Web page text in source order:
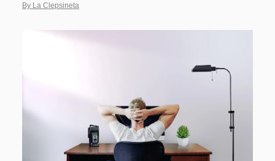
By La Clepsineta